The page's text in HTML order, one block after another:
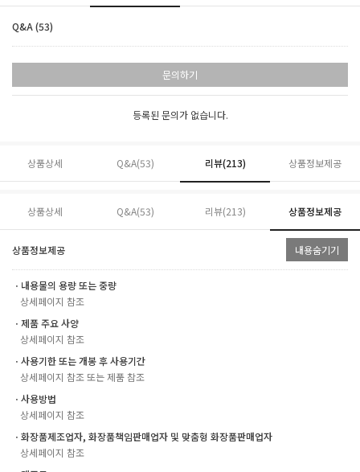
Q&A (53)
문의하기
등록된 문의가 없습니다.
상품상세 Q&A(53) 리뷰(213) 상품정보제공
상품상세 Q&A(53) 리뷰(213) 상품정보제공
상품정보제공 내용숨기기
ㆍ내용물의 용량 또는 중량
상세페이지 참조
ㆍ제품 주요 사양
상세페이지 참조
ㆍ사용기한 또는 개봉 후 사용기간
상세페이지 참조 또는 제품 참조
ㆍ사용방법
상세페이지 참조
ㆍ화장품제조업자, 화장품책임판매업자 및 맞춤형 화장품판매업자
상세페이지 참조